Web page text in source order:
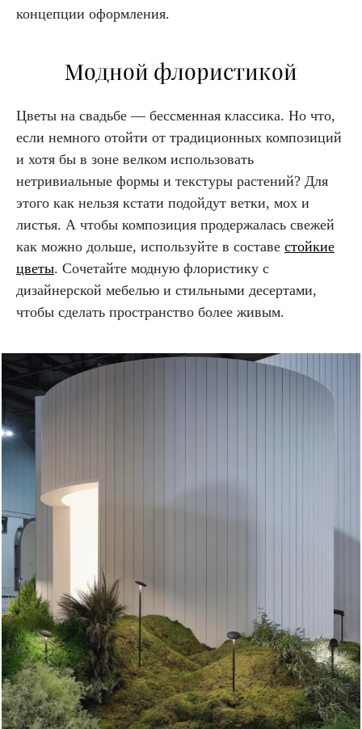
концепции оформления.
Модной флористикой
Цветы на свадьбе — бессменная классика. Но что,
если немного отойти от традиционных композиций
и хотя бы в зоне велком использовать
нетривиальные формы и текстуры растений? Для
этого как нельзя кстати подойдут ветки, мох и
листья. А чтобы композиция продержалась свежей
как можно дольше, используйте в составе стойкие
цветы. Сочетайте модную флористику с
дизайнерской мебелью и стильными десертами,
чтобы сделать пространство более живым.